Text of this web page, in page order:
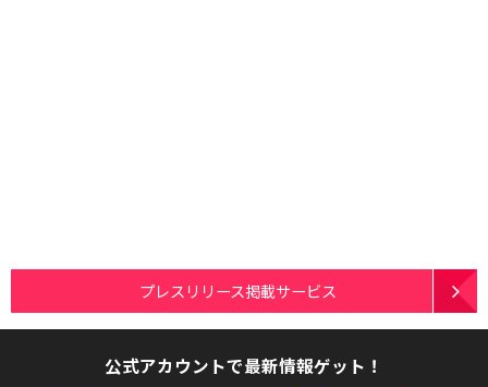
プレスリリース掲載サービス
公式アカウントで最新情報ゲット！